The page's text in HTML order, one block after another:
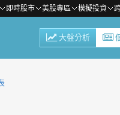
即時股市 美股專區 模擬投資
大盤分析